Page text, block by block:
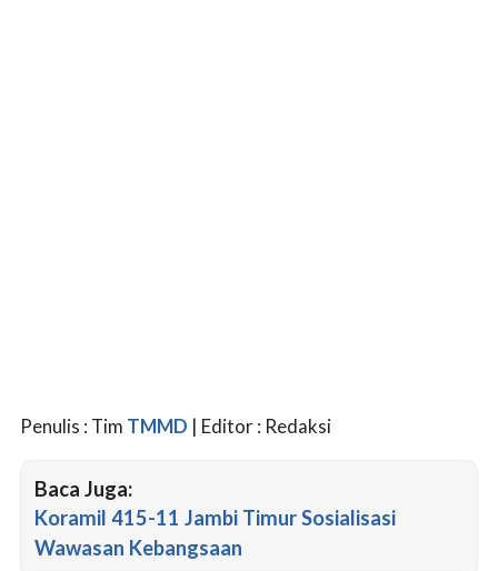
Penulis : Tim TMMD | Editor : Redaksi
Baca Juga:
Koramil 415-11 Jambi Timur Sosialisasi
Wawasan Kebangsaan